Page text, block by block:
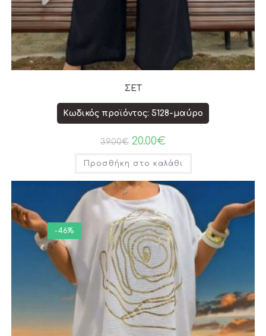
ΣΕΤ
Κωδικός προϊόντος: 5128-μαύρο
39.00€ 20.00€
Προσθήκη στο καλάθι
-46%